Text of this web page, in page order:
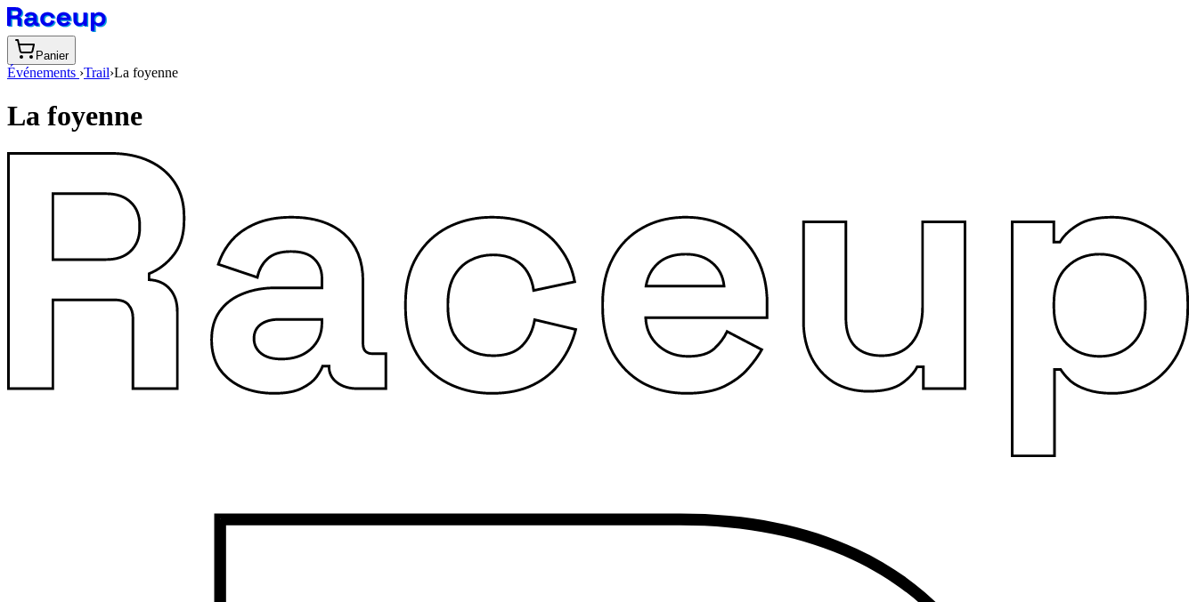
Panier
Événements ›Trail›La foyenne
La foyenne